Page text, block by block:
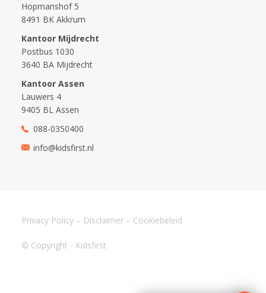
Hopmanshof 5
8491 BK Akkrum
Kantoor Mijdrecht
Postbus 1030
3640 BA Mijdrecht
Kantoor Assen
Lauwers 4
9405 BL Assen
088-0350400
info@kidsfirst.nl
© Copyright - Kidsfirst
Privacy Policy – Disclaimer – Cookiebeleid